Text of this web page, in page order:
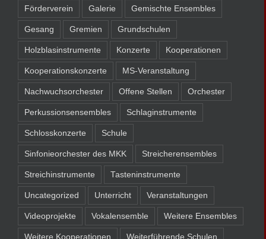
Förderverein Galerie Gemischte Ensembles
Gesang Gremien Grundschulen
Holzblasinstrumente Konzerte Kooperationen
Kooperationskonzerte MS-Veranstaltung
Nachwuchsorchester Offene Stellen Orchester
Perkussionsensembles Schlaginstrumente
Schlosskonzerte Schule
Sinfonieorchester des MKK Streicherensembles
Streichinstrumente Tasteninstrumente
Uncategorized Unterricht Veranstaltungen
Videoprojekte Vokalensemble Weitere Ensembles
Weitere Kooperationen Weiterführende Schulen